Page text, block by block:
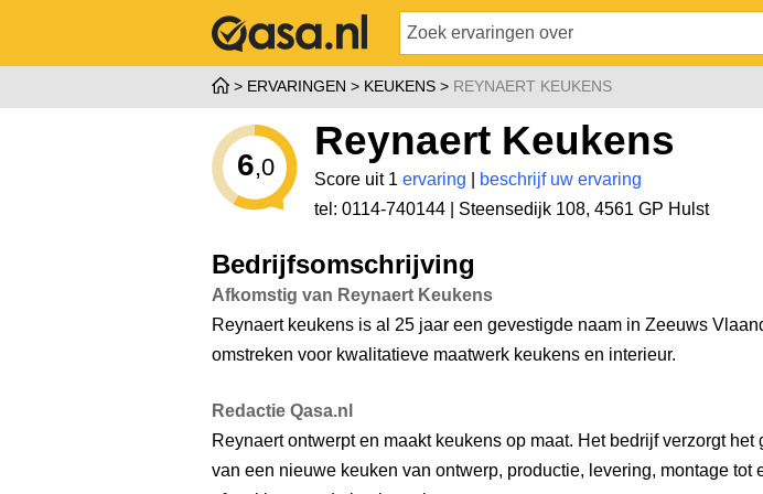
ERVARINGEN KEUKENS REYNAERT KEUKENS
6,0
Reynaert Keukens
Score uit 1 ervaring
beschrijf uw ervaring
tel: 0114-740144 | Steensedijk 108, 4561 GP Hulst
Bedrijfsomschrijving
Afkomstig van Reynaert Keukens
Reynaert keukens is al 25 jaar een gevestigde naam in Zeeuws
omstreken voor kwalitatieve maatwerk keukens en interieur.
Redactie Qasa.nl
Reynaert ontwerpt en maakt keukens op maat. Het bedrijf verzorgt het
van een nieuwe keuken van ontwerp, productie, levering, montage tot